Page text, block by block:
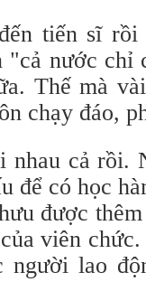
tiến sĩ
"cả nước chỉ
Thế mà
chạy đáo,
nhau cả rồi.
để có học
được
viên
lao